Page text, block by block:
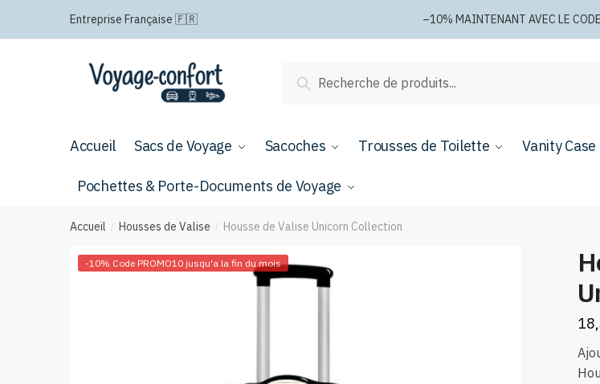
Entreprise Française 🇫🇷 –10% MAINTENANT AVEC LE CODE
pour :
Recherche
Accueil Sacs de Voyage Sacoches Trousses de Toilette Vanity Case
Pochettes & Porte-Documents de Voyage
Accueil / Housses de Valise / Housse de Valise Unicorn Collection
-10% Code PROMO10 jusqu'a la fin du mois